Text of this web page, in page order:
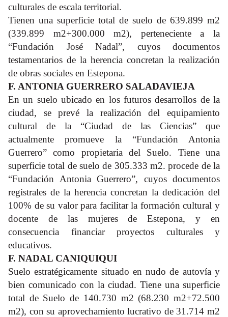
culturales de escala territorial.
Tienen una superficie total de suelo de 639.899 m2
(339.899 m2+300.000 m2), perteneciente a la
“Fundación José Nadal”, cuyos documentos
testamentarios de la herencia concretan la realización
de obras sociales en Estepona.
F. ANTONIA GUERRERO SALADAVIEJA
En un suelo ubicado en los futuros desarrollos de la
ciudad, se prevé la realización del equipamiento
cultural de la “Ciudad de las Ciencias” que
actualmente promueve la “Fundación Antonia
Guerrero” como propietaria del Suelo. Tiene una
superficie total de suelo de 305.333 m2. procede de la
“Fundación Antonia Guerrero”, cuyos documentos
registrales de la herencia concretan la dedicación del
100% de su valor para facilitar la formación cultural y
docente de las mujeres de Estepona, y en
consecuencia financiarproyectos culturales y
educativos.
F. NADAL CANIQUIQUI
Suelo estratégicamente situado en nudo de autovía y
bien comunicado con la ciudad. Tiene una superficie
total de Suelo de 140.730 m2 (68.230 m2+72.500
m2), con su aprovechamiento lucrativo de 31.714 m2